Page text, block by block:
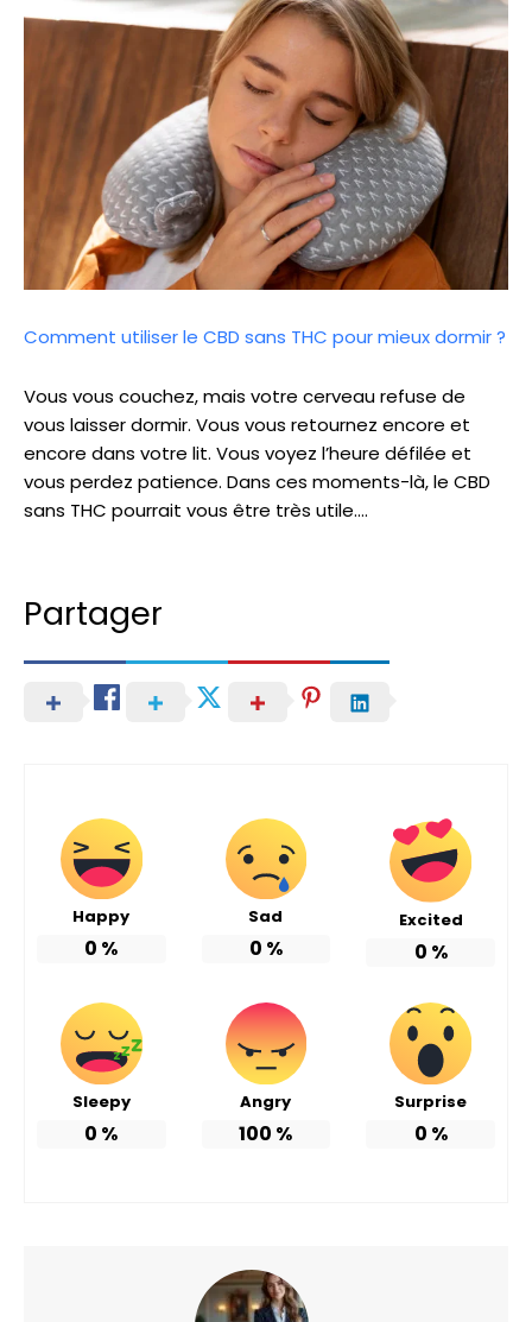
Comment utiliser le CBD sans THC pour mieux dormir ?
Vous vous couchez, mais votre cerveau refuse de
vous laisser dormir. Vous vous retournez encore et
encore dans votre lit. Vous voyez l’heure défilée et
vous perdez patience. Dans ces moments-là, le CBD
sans THC pourrait vous être très utile.…
Partager
Happy
0 %
Sad
0 %
Excited
0 %
Sleepy
0 %
Angry
100 %
Surprise
0 %